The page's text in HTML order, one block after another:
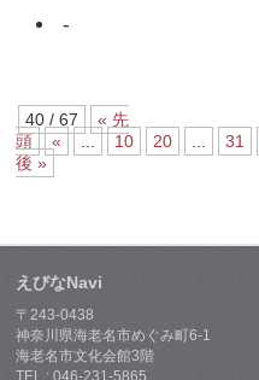
-
40 / 67
« 先
頭
« 10 20 31
後 »
えびなNavi
〒243-0438
神奈川県海老名市めぐみ町6-1
海老名市文化会館3階
TEL : 046-231-5865